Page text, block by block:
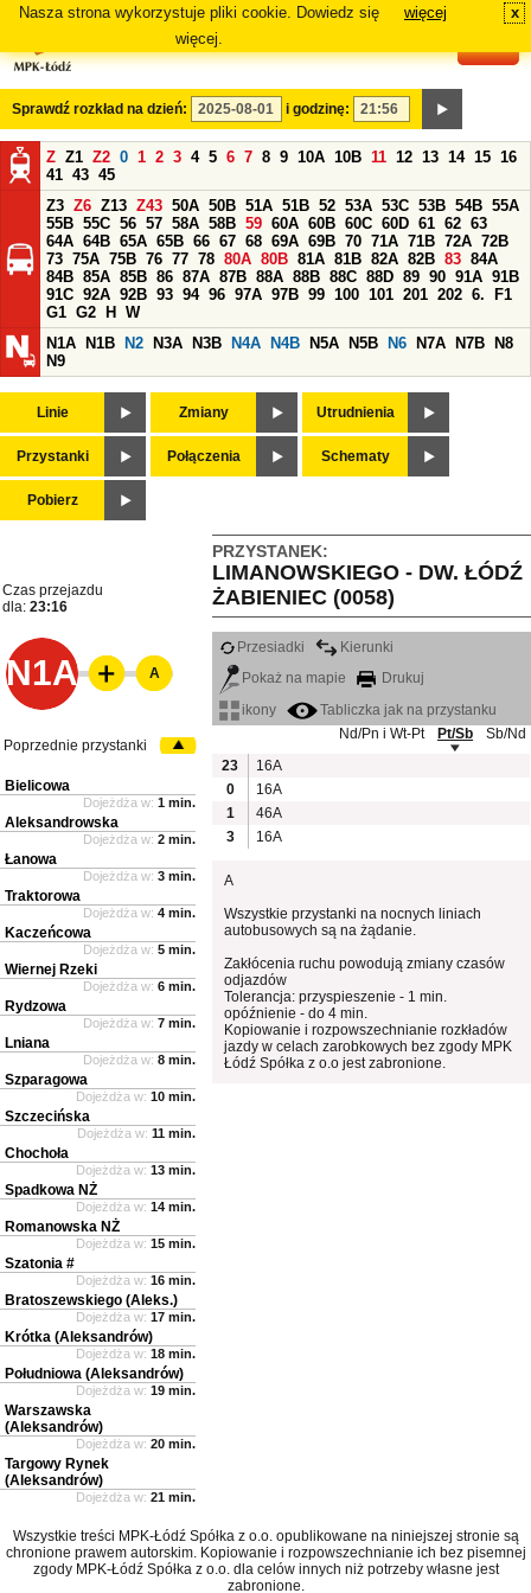
Nasza strona wykorzystuje pliki cookie. Dowiedz się
więcej.
więcej x
Sprawdź rozkład na dzień: i godzinę:
Z Z1 Z2 0 1 2 3 4 5 6 7 8 9 10A 10B 11 12 13 14 15 16
41 43 45
Z3 Z6 Z13 Z43 50A 50B 51A 51B 52 53A 53C 53B 54B 55A
55B 55C 56 57 58A 58B 59 60A 60B 60C 60D 61 62 63
64A 64B 65A 65B 66 67 68 69A 69B 70 71A 71B 72A 72B
73 75A 75B 76 77 78 80A 80B 81A 81B 82A 82B 83 84A
84B 85A 85B 86 87A 87B 88A 88B 88C 88D 89 90 91A 91B
91C 92A 92B 93 94 96 97A 97B 99 100 101 201 202 6.
F1
G1 G2 H
W
N1A
N1B N2 N3A N3B N4A N4B N5A N5B N6 N7A N7B
N8
N9
Linie Zmiany Utrudnienia
Przystanki Połączenia Schematy
Pobierz
PRZYSTANEK:
LIMANOWSKIEGO - DW. ŁÓDŹ
ŻABIENIEC (0058)
Czas przejazdu
dla: 23:16
N1A
Przesiadki
Kierunki
Pokaż na mapie
Drukuj
ikony
Tabliczka jak na przystanku
Nd/Pn i Wt-Pt
Pt/Sb
Sb/Nd
23
16A
0
16A
1
46A
3
16A
A
Wszystkie przystanki na nocnych liniach
autobusowych są na żądanie.
Zakłócenia ruchu powodują zmiany czasów
odjazdów
Tolerancja: przyspieszenie - 1 min.
opóźnienie - do 4 min.
Kopiowanie i rozpowszechnianie rozkładów
jazdy w celach zarobkowych bez zgody MPK
Łódź Spółka z o.o jest zabronione.
A
Poprzednie przystanki
Bielicowa
Dojeżdża w: 1 min.
Aleksandrowska
Dojeżdża w: 2 min.
Łanowa
Dojeżdża w: 3 min.
Traktorowa
Dojeżdża w: 4 min.
Kaczeńcowa
Dojeżdża w: 5 min.
Wiernej Rzeki
Dojeżdża w: 6 min.
Rydzowa
Dojeżdża w: 7 min.
Lniana
Dojeżdża w: 8 min.
Szparagowa
Dojeżdża w: 10 min.
Szczecińska
Dojeżdża w: 11 min.
Chochoła
Dojeżdża w: 13 min.
Spadkowa NŻ
Dojeżdża w: 14 min.
Romanowska NŻ
Dojeżdża w: 15 min.
Szatonia #
Dojeżdża w: 16 min.
Bratoszewskiego (Aleks.)
Dojeżdża w: 17 min.
Krótka (Aleksandrów)
Dojeżdża w: 18 min.
Południowa (Aleksandrów)
Dojeżdża w: 19 min.
Warszawska
(Aleksandrów)
Dojeżdża w: 20 min.
Targowy Rynek
(Aleksandrów)
Dojeżdża w: 21 min.
Wszystkie treści MPK-Łódź Spółka z o.o. opublikowane na niniejszej stronie są
chronione prawem autorskim. Kopiowanie i rozpowszechnianie ich bez pisemnej
zgody MPK-Łódź Spółka z o.o. dla celów innych niż potrzeby własne jest
zabronione.